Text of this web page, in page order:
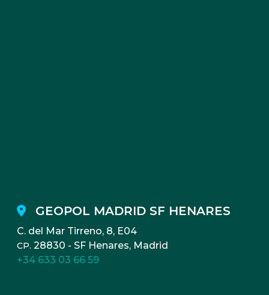
GEOPOL MADRID SF HENARES
C. del Mar Tirreno, 8, E04
CP. 28830 - SF Henares, Madrid
+34 633 03 66 59